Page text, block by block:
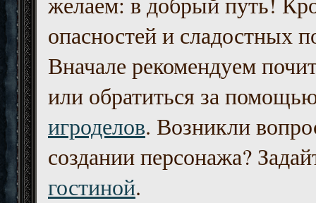
опасностей и сладостных
Вначале рекомендуем
или обратиться за
игроделов. Возникли
создании персонажа?
гостиной.